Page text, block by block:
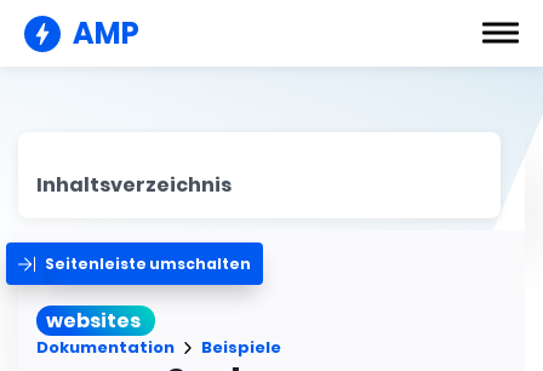
AMP
Inhaltsverzeichnis
Seitenleiste umschalten
websites
Dokumentation Beispiele